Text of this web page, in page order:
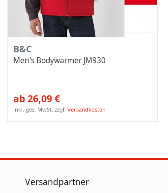
B&C
Men's Bodywarmer JM930
ab 26,09 €
inkl. ges. MwSt. zzgl.Versandkosten
Versandpartner